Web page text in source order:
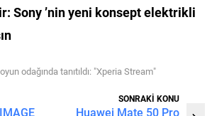
Sony ’nin yeni konsept elektrikli
odağında tanıtıldı: "Xperia Stream"
SONRAKİ KONU
Huawei Mate 50 Pro